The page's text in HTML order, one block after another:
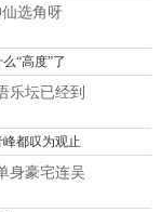
选角呀
乐坛已经到
身豪宅连吴